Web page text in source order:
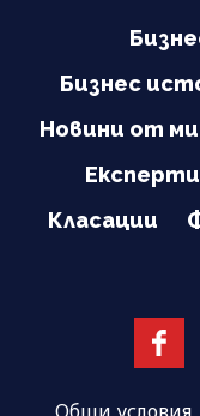
Бизнес
Новини от
Експерти
Класации